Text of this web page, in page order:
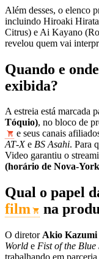
Além desses, o elenco
incluindo Hiroaki
Citrus) e Ai Kayano
revelou quem vai
Quando e
exibida?
A estreia está marcada
Tóquio), no bloco de
e seus canais
AT‑Xe BS Asahi. Para
Video garantiu o
(horário de
Qual o papel
film
na
O diretor Akio Kazumi
World e Fist of the Blue